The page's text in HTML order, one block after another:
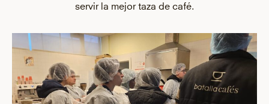
servir la mejor taza de café.